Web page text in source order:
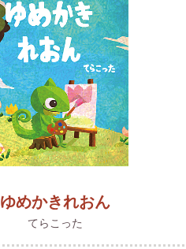
ゆめかきれおん
てらこった